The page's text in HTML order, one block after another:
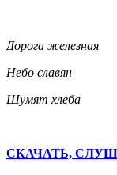
Дорога железная
Небо славян
Шумят хлеба
СКАЧАТЬ,